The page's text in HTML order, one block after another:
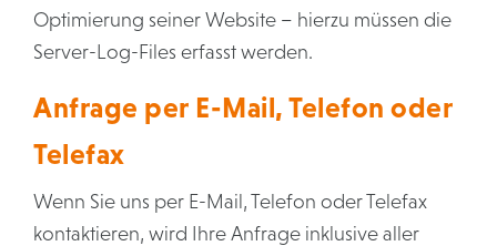
Optimierung seiner Website – hierzu müssen die
Server-Log-Files erfasst werden.
Anfrage per E-Mail, Telefon oder
Telefax
Wenn Sie uns per E-Mail, Telefon oder Telefax
kontaktieren, wird Ihre Anfrage inklusive aller